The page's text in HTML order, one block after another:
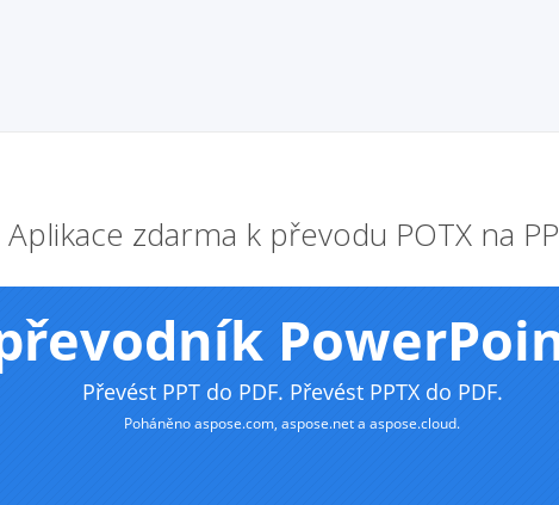
Aplikace zdarma k převodu POTX na